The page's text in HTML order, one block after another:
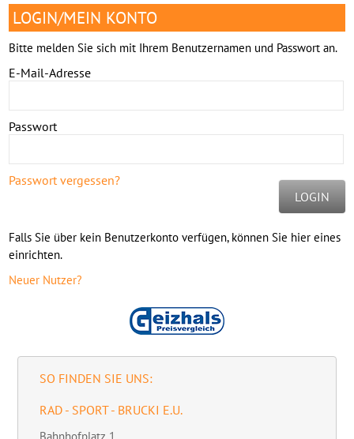
LOGIN/MEIN KONTO
Bitte melden Sie sich mit Ihrem Benutzernamen und Passwort an.
E-Mail-Adresse
Passwort
LOGIN
Passwort vergessen?
Falls Sie über kein Benutzerkonto verfügen, können Sie hier eines
einrichten.
Neuer Nutzer?
SO FINDEN SIE UNS:
RAD - SPORT - BRUCKI E.U.